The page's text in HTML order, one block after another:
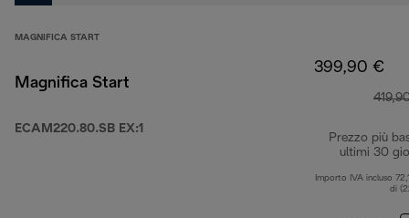
MAGNIFICA START
Magnifica Start
ECAM220.80.SB EX:1
399,90 €
Prezzo più
ultimi 30
Importo IVA incluso
di